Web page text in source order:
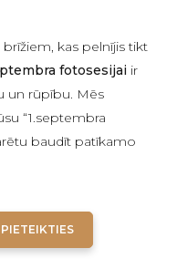
kas pelnījis tikt
fotosesijai ir
un rūpību. Mēs
“1.septembra
baudīt patīkamo
PIETEIKTIES